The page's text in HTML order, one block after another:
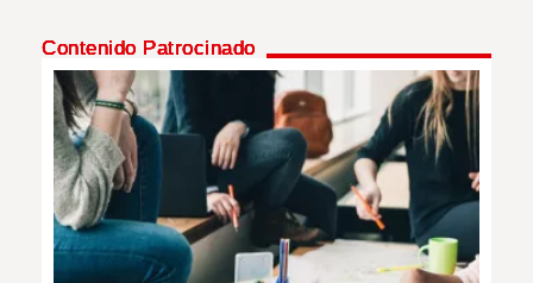
Contenido Patrocinado